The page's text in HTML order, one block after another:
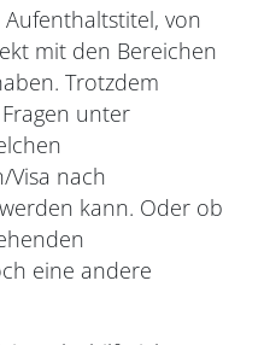
von
mit den Bereichen
Trotzdem
unter
Visa nach
kann. Oder ob
eine andere